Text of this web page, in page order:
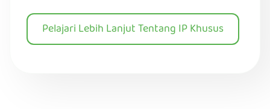
Pelajari Lebih Lanjut Tentang IP Khusus